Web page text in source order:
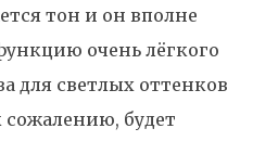
тон и он вполне
очень лёгкого
для светлых оттенков
будет